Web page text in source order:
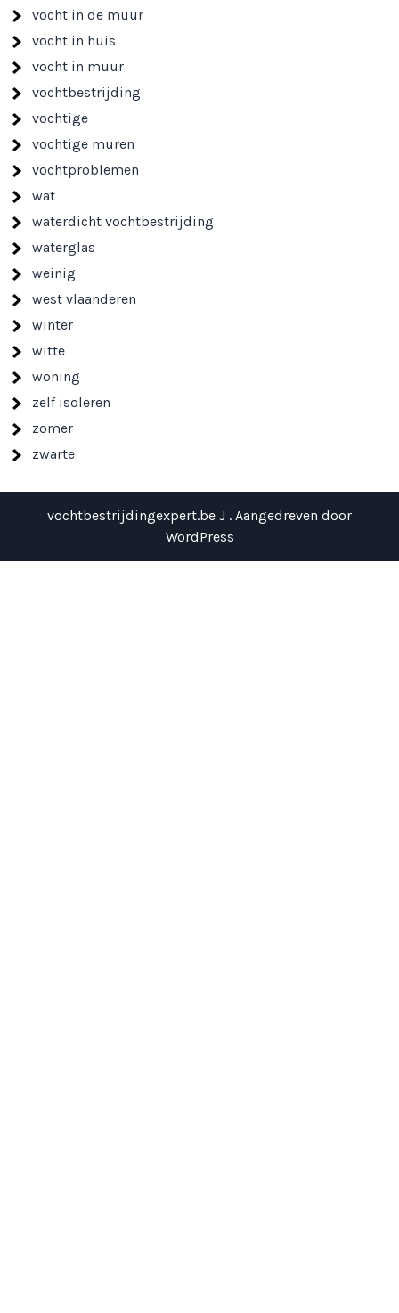
vocht in de muur
vocht in huis
vocht in muur
vochtbestrijding
vochtige
vochtige muren
vochtproblemen
wat
waterdicht vochtbestrijding
waterglas
weinig
west vlaanderen
winter
witte
woning
zelf isoleren
zomer
zwarte
vochtbestrijdingexpert.be J . Aangedreven door
WordPress